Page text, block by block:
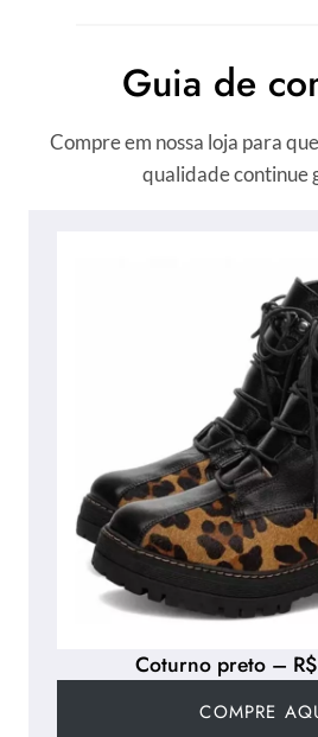
Guia de
Compre em nossa loja para
qualidade continue
Coturno preto –
COMPRE